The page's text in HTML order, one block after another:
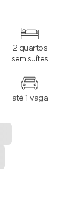
2 quartos
sem suítes
até 1 vaga